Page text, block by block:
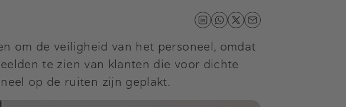
om de veiligheid van het personeel, omdat
te zien van klanten die voor dichte
op de ruiten zijn geplakt.